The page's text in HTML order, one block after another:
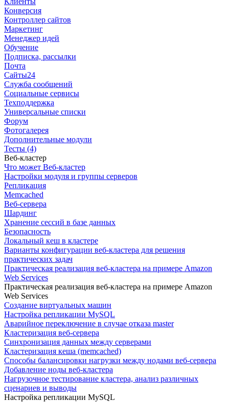
Конверсия
Контроллер сайтов
Маркетинг
Менеджер идей
Обучение
Подписка, рассылки
Почта
Сайты24
Служба сообщений
Социальные сервисы
Техподдержка
Универсальные списки
Форум
Фотогалерея
Дополнительные модули
Тесты (4)
Веб-кластер
Что может Веб-кластер
Настройки модуля и группы серверов
Репликация
Memcached
Веб-сервера
Шардинг
Хранение сессий в базе данных
Безопасность
Локальный кеш в кластере
Варианты конфигурации веб-кластера для решения
практических задач
Практическая реализация веб-кластера на примере Amazon
Web Services
Практическая реализация веб-кластера на примере Amazon
Web Services
Создание виртуальных машин
Настройка репликации MySQL
Аварийное переключение в случае отказа master
Кластеризация веб-сервера
Синхронизация данных между серверами
Кластеризация кеша (memcached)
Способы балансировки нагрузки между нодами веб-сервера
Добавление ноды веб-кластера
Нагрузочное тестирование кластера, анализ различных
сценариев и выводы
Настройка репликации MySQL